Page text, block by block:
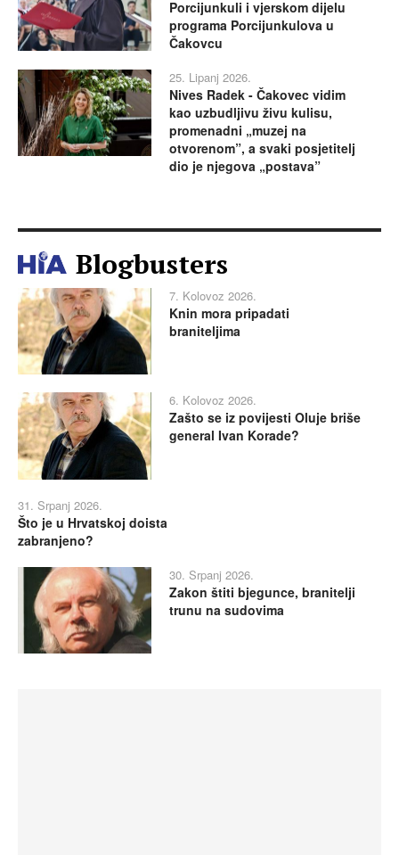
Porcijunkuli i vjerskom dijelu
programa Porcijunkulova u
Čakovcu
25. Lipanj 2026.
Nives Radek - Čakovec vidim
kao uzbudljivu živu kulisu,
promenadni „muzej na
otvorenom”, a svaki posjetitelj
dio je njegova „postava”
Blogbusters
7. Kolovoz 2026.
Knin mora pripadati
braniteljima
6. Kolovoz 2026.
Zašto se iz povijesti Oluje briše
general Ivan Korade?
31. Srpanj 2026.
Što je u Hrvatskoj doista
zabranjeno?
30. Srpanj 2026.
Zakon štiti bjegunce, branitelji
trunu na sudovima